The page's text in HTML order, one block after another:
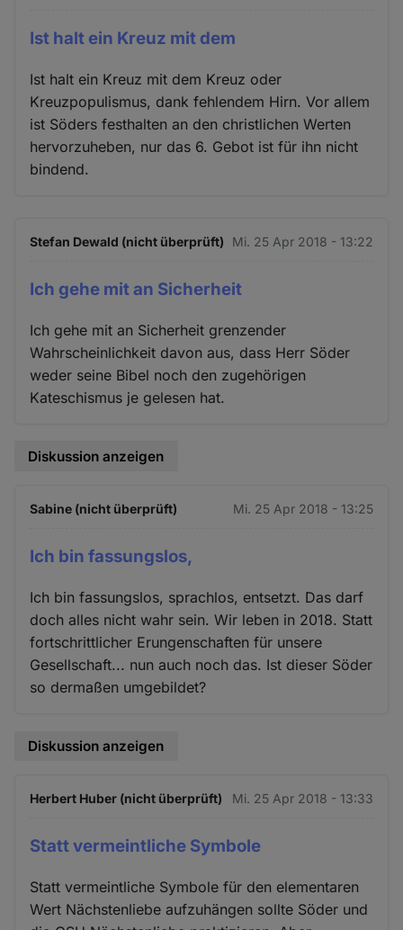
Ist halt ein Kreuz mit dem
Ist halt ein Kreuz mit dem Kreuz oder
Kreuzpopulismus, dank fehlendem Hirn. Vor allem
ist Söders festhalten an den christlichen Werten
hervorzuheben, nur das 6. Gebot ist für ihn nicht
bindend.
Stefan Dewald (nicht überprüft) Mi. 25 Apr 2018 - 13:22
Ich gehe mit an Sicherheit
Ich gehe mit an Sicherheit grenzender
Wahrscheinlichkeit davon aus, dass Herr Söder
weder seine Bibel noch den zugehörigen
Kateschismus je gelesen hat.
Diskussion anzeigen
Sabine (nicht überprüft) Mi. 25 Apr 2018 - 13:25
Ich bin fassungslos,
Ich bin fassungslos, sprachlos, entsetzt. Das darf
doch alles nicht wahr sein. Wir leben in 2018. Statt
fortschrittlicher Erungenschaften für unsere
Gesellschaft... nun auch noch das. Ist dieser Söder
so dermaßen umgebildet?
Diskussion anzeigen
Herbert Huber (nicht überprüft) Mi. 25 Apr 2018 - 13:33
Statt vermeintliche Symbole
Statt vermeintliche Symbole für den elementaren
Wert Nächstenliebe aufzuhängen sollte Söder und